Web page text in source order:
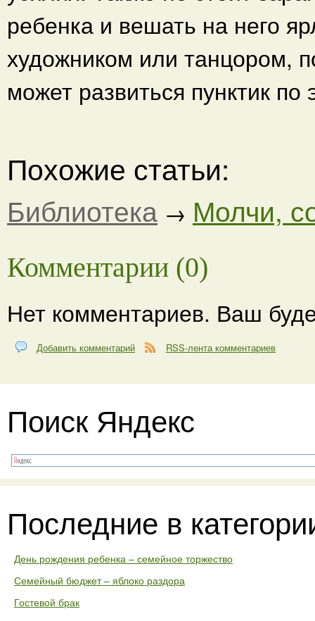
ребенка и вешать на него
художником или танцором,
может развиться пунктик по
Похожие статьи:
Библиотека → Молчи,
Комментарии (0)
Нет комментариев. Ваш
Добавить комментарий RSS-лента комментариев
Поиск Яндекс
Последние в
День рождения ребенка – семейное торжество
Семейный бюджет – яблоко раздора
Гостевой брак